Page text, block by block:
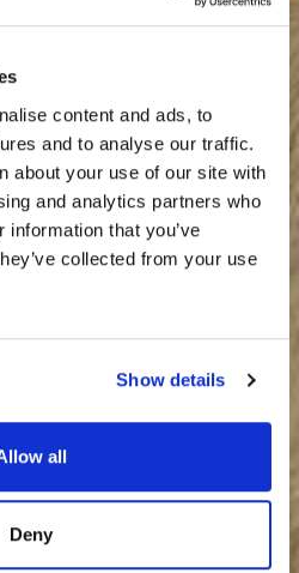
content and ads, to
and to analyse our traffic.
about your use of our site with
and analytics partners who
that you’ve
collected from your use
Show details
all
Deny